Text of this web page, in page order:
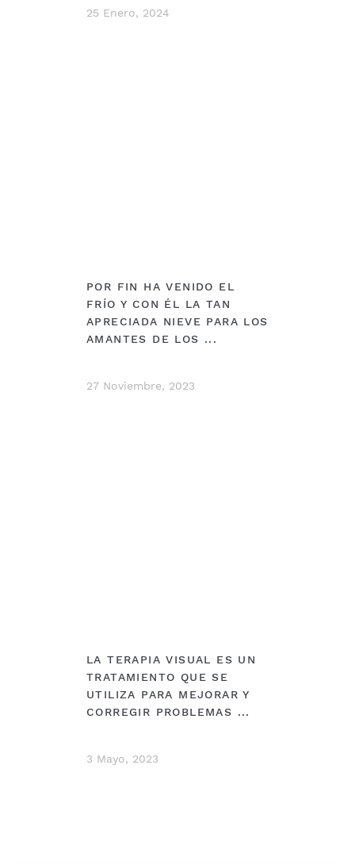
25 Enero, 2024
POR FIN HA VENIDO EL
FRÍO Y CON ÉL LA TAN
APRECIADA NIEVE PARA LOS
AMANTES DE LOS ...
27 Noviembre, 2023
LA TERAPIA VISUAL ES UN
TRATAMIENTO QUE SE
UTILIZA PARA MEJORAR Y
CORREGIR PROBLEMAS ...
3 Mayo, 2023